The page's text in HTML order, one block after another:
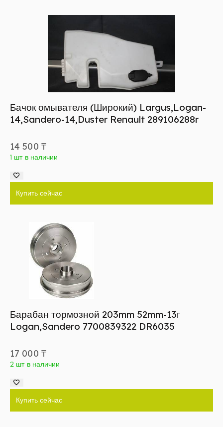
Бачок омывателя (Широкий) Largus,Logan-
14,Sandero-14,Duster Renault 289106288r
14 500 ₸
1 шт в наличии
Купить сейчас
Барабан тормозной 203mm 52mm-13г
Logan,Sandero 7700839322 DR6035
17 000 ₸
2 шт в наличии
Купить сейчас